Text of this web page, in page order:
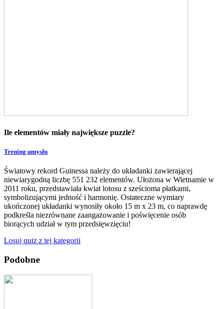
Ile elementów miały największe puzzle?
Trening umysłu
Światowy rekord Guinessa należy do układanki zawierającej
niewiarygodną liczbę 551 232 elementów. Ułożona w Wietnamie w
2011 roku, przedstawiała kwiat lotosu z sześcioma płatkami,
symbolizującymi jedność i harmonię. Ostateczne wymiary
ukończonej układanki wynosiły około 15 m x 23 m, co naprawdę
podkreśla niezrównane zaangażowanie i poświęcenie osób
biorących udział w tym przedsięwzięciu!
Losuj quiz z tej kategorii
Podobne